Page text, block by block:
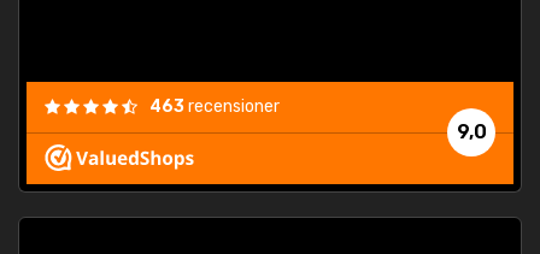
9,0
463recensioner